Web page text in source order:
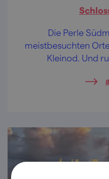
Die Perle
meistbesuchten
Kleinod. Und